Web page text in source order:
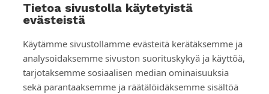
Tietoa sivustolla käytetyistä
evästeistä
Käytämme sivustollamme evästeitä kerätäksemme ja
analysoidaksemme sivuston suorituskykyä ja käyttöä,
tarjotaksemme sosiaalisen median ominaisuuksia
sekä parantaaksemme ja räätälöidäksemme sisältöä
voimassa toistaiseksi 1.1.2021 alkaen, myönnetty
1.12.2020, Poliisihallitus. Ahvenanmaa ÅLR
2025/5437, voimassa 1.1.–31.12.2026, myönnetty
28.8.2025 Ahvenanmaan maakuntahallitus. Kerätyt